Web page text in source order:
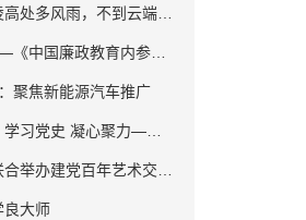
多风雨，不到云端最上层
廉政教育内参》开展党史
聚焦新能源汽车推广
史 凝心聚力——邱玉民主任
办建党百年艺术交流活动
大师